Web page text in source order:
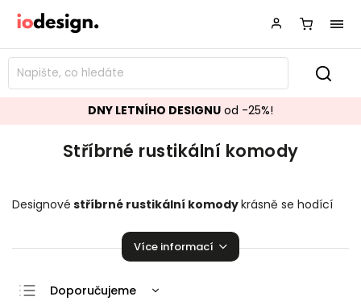
DNY LETNÍHO DESIGNU od -25%!
Stříbrné rustikální komody
Designové stříbrné rustikální komodykrásně se hodící
které zaručeně rozzáří vaší domácnosti!
Více informací
Doporučujeme